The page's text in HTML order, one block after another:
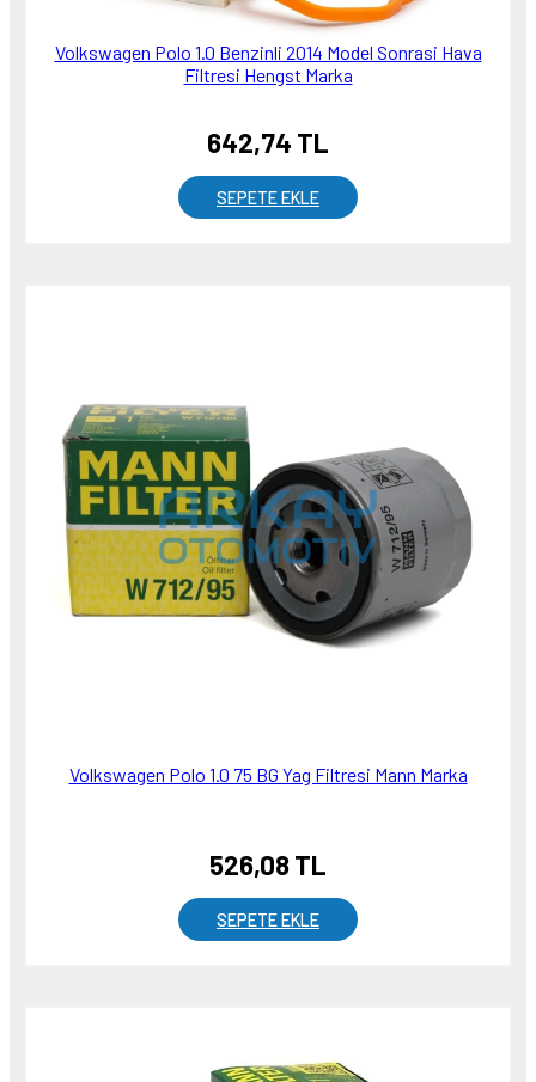
Volkswagen Polo 1.0 Benzinli 2014 Model Sonrasi Hava
Filtresi Hengst Marka
642,74 TL
SEPETE EKLE
Volkswagen Polo 1.0 75 BG Yag Filtresi Mann Marka
526,08 TL
SEPETE EKLE